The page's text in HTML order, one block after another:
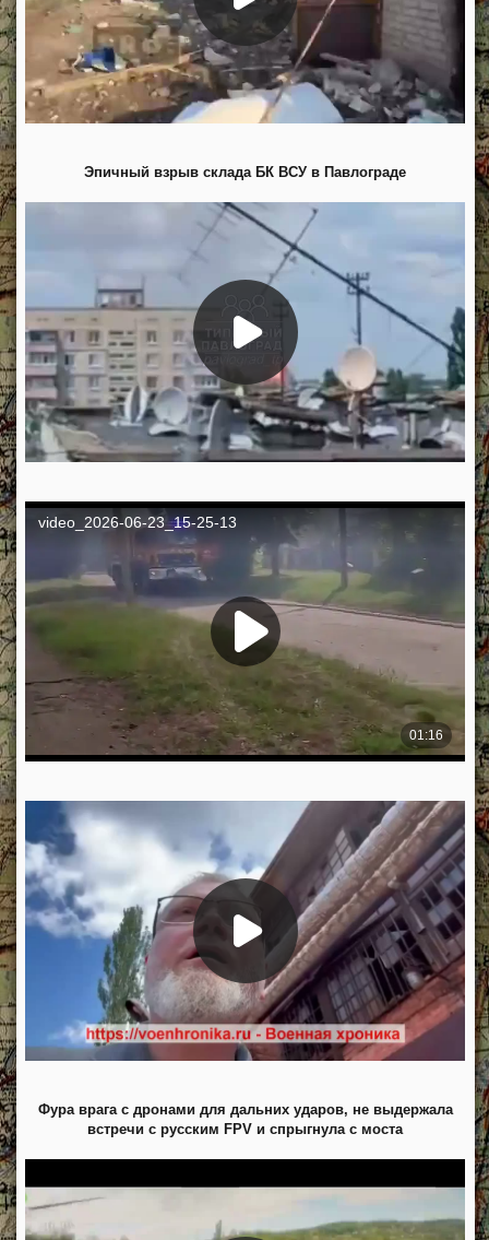
Эпичный взрыв склада БК ВСУ в Павлограде
Фура врага с дронами для дальних ударов, не выдержала
встречи с русским FPV и спрыгнула с моста